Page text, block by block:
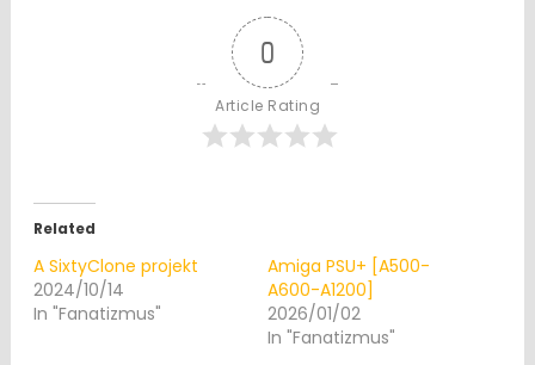
0
Article Rating
Related
A SixtyClone projekt
2024/10/14
In "Fanatizmus"
Amiga PSU+ [A500-
A600-A1200]
2026/01/02
In "Fanatizmus"